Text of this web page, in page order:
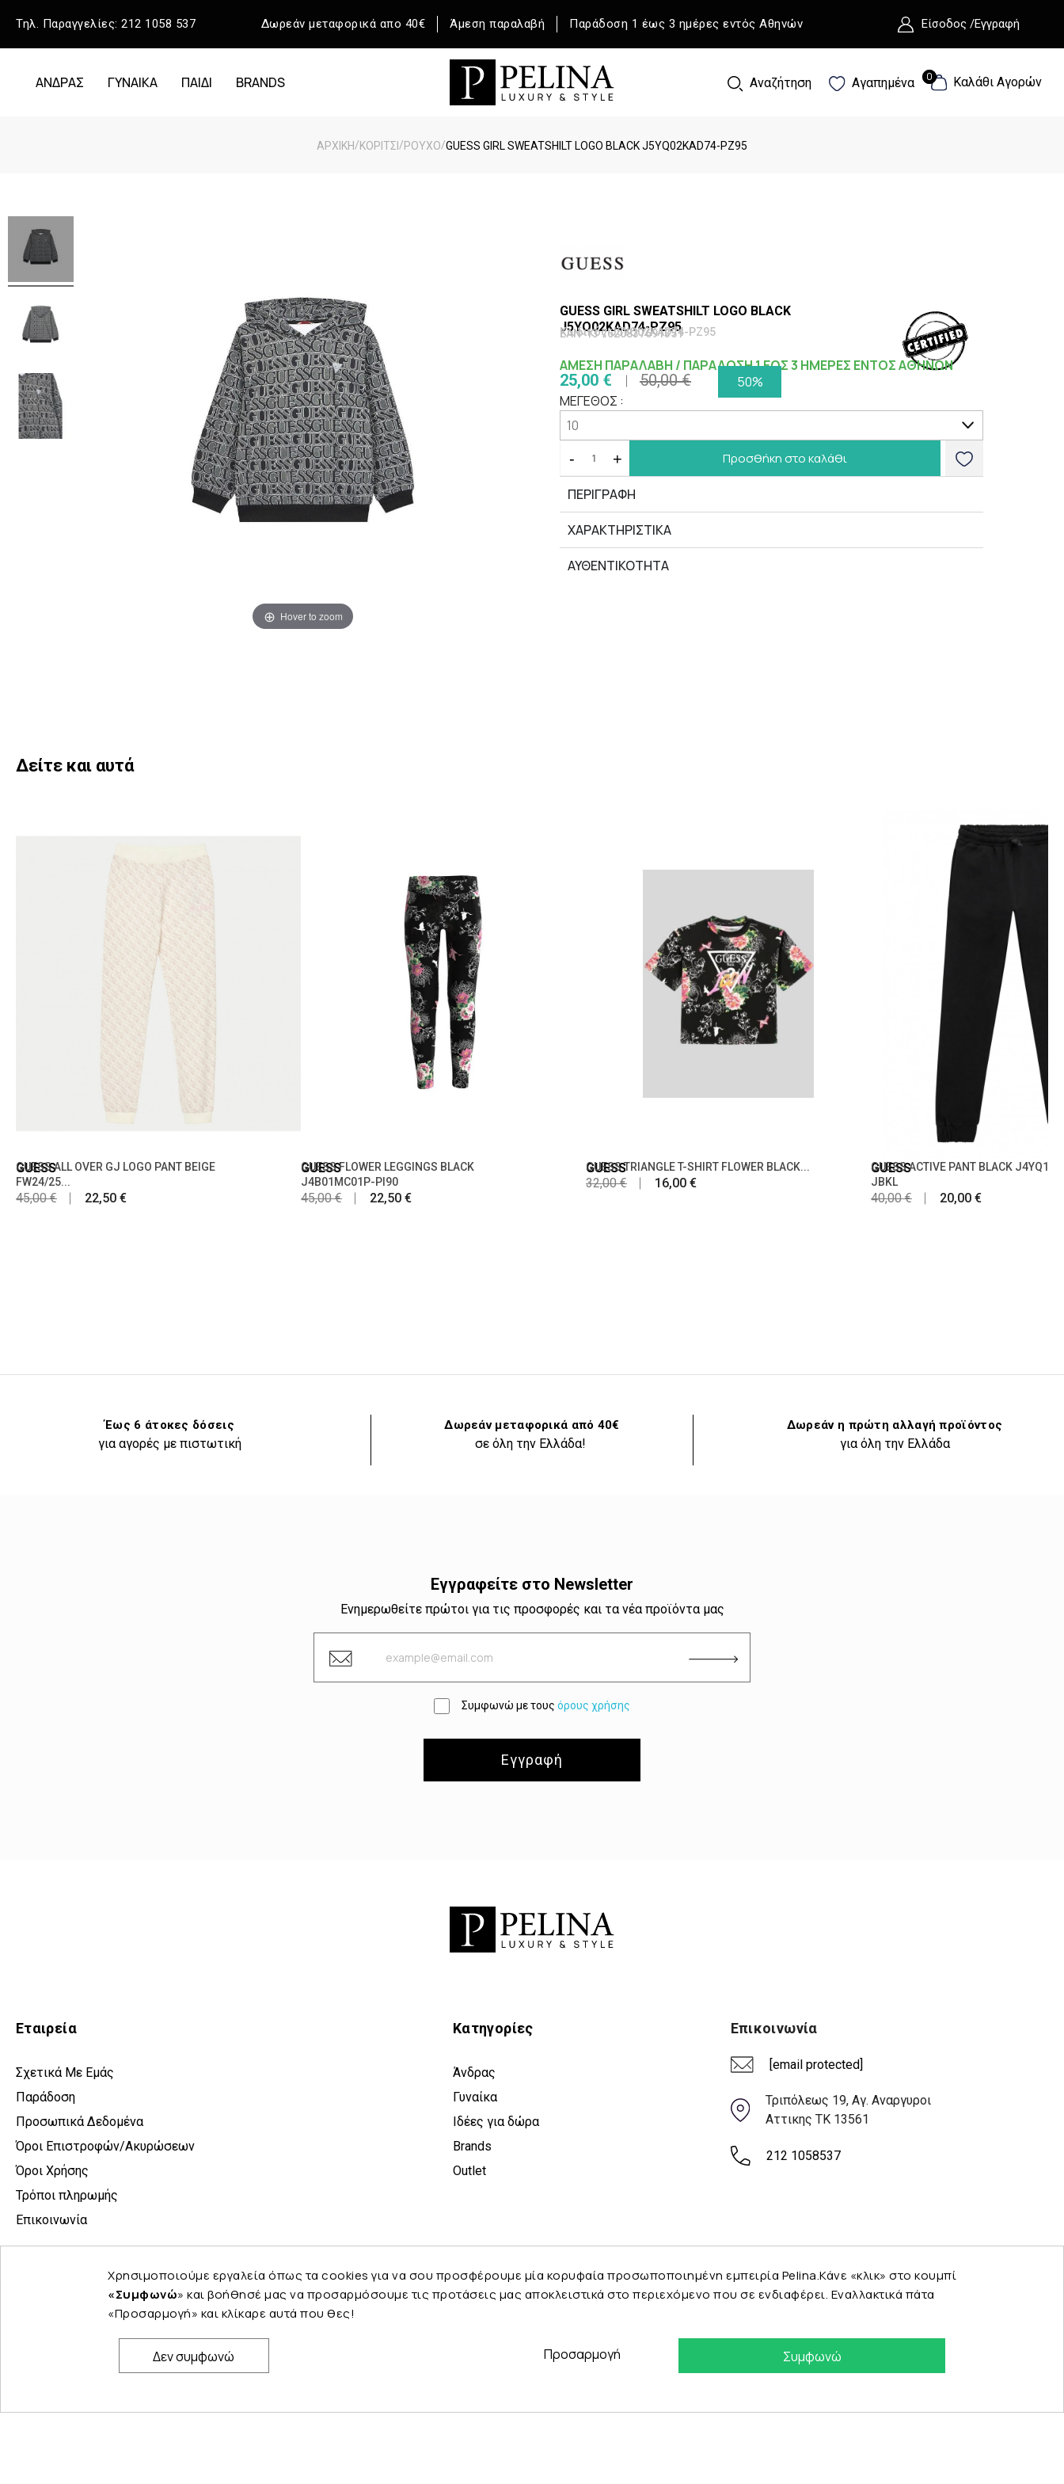
Τηλ. Παραγγελίες: 212 1058 537 Δωρεάν μεταφορικά απο 40€ Άμεση παραλαβή Παράδοση 1 έως 3 ημέρες εντός Αθηνών Είσοδος /Εγγραφή
ΑΝΔΡΑΣ ΓΥΝΑΙΚΑ ΠΑΙΔΙ BRANDS Αναζήτηση Αγαπημένα 0 Καλάθι Αγορών
0
ΑΡΧΙΚΉ/ΚΟΡΙΤΣΙ /ΡΟΥΧΟ/GUESS GIRL SWEATSHILT LOGO BLACK J5YQ02KAD74-PZ95
Hover to zoom
GUESS GIRL SWEATSHILT LOGO BLACK
J5YQ02KAD74-PZ95
Κωδικός J5YQ02KAD74-PZ95
EAN-13 7620837691351
ΑΜΕΣΗ ΠΑΡΑΛΑΒΗ / ΠΑΡΑΔΟΣΗ 1 ΕΩΣ 3 ΗΜΕΡΕΣ ΕΝΤΟΣ ΑΘΗΝΩΝ
25,00 € 50,00 €
50%
ΜΕΓΕΘΟΣ :
- + Προσθήκη στο καλάθι
ΠΕΡΙΓΡΑΦΗ
ΧΑΡΑΚΤΗΡΙΣΤΙΚΆ
ΑΥΘΕΝΤΙΚΟΤΗΤΑ
Δείτε και αυτά
GUESS
GUESS ALL OVER GJ LOGO PANT BEIGE
FW24/25...
45,00 € 22,50 €
GUESS
GUESS FLOWER LEGGINGS BLACK
J4B01MC01P-PI90
45,00 € 22,50 €
GUESS
GUESS TRIANGLE T-SHIRT FLOWER BLACK...
32,00 € 16,00 €
GUESS
GUESS ACTIVE PANT BLACK
JBKL
40,00 € 20,00 €
Έως 6 άτοκες δόσεις
για αγορές με πιστωτική
Δωρεάν μεταφορικά από 40€
σε όλη την Ελλάδα!
Δωρεάν η πρώτη αλλαγή προϊόντος
για όλη την Ελλάδα
Εγγραφείτε στο Newsletter
Ενημερωθείτε πρώτοι για τις προσφορές και τα νέα προϊόντα μας
Συμφωνώ με τους όρους χρήσης
Εγγραφή
Εταιρεία
Σχετικά Με Εμάς
Παράδοση
Προσωπικά Δεδομένα
Όροι Επιστροφών/Ακυρώσεων
Όροι Χρήσης
Τρόποι πληρωμής
Επικοινωνία
Κατηγορίες
Άνδρας
Γυναίκα
Ιδέες για δώρα
Brands
Outlet
Επικοινωνία
[email protected]
Τριπόλεως 19, Αγ. Αναργυροι
Αττικης ΤΚ 13561
212 1058537
Χρησιμοποιούμε εργαλεία όπως τα cookies για να σου προσφέρουμε μία κορυφαία προσωποποιημένη εμπειρία Pelina.Κάνε «κλικ» στο κουμπί
«Συμφωνώ» και βοήθησέ μας να προσαρμόσουμε τις προτάσεις μας αποκλειστικά στο περιεχόμενο που σε ενδιαφέρει. Εναλλακτικά πάτα
«Προσαρμογή» και κλίκαρε αυτά που θες!
Συμφωνώ
Δεν συμφωνώ Προσαρμογή